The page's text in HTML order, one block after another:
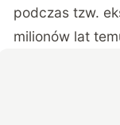
podczas tzw.
milionów lat